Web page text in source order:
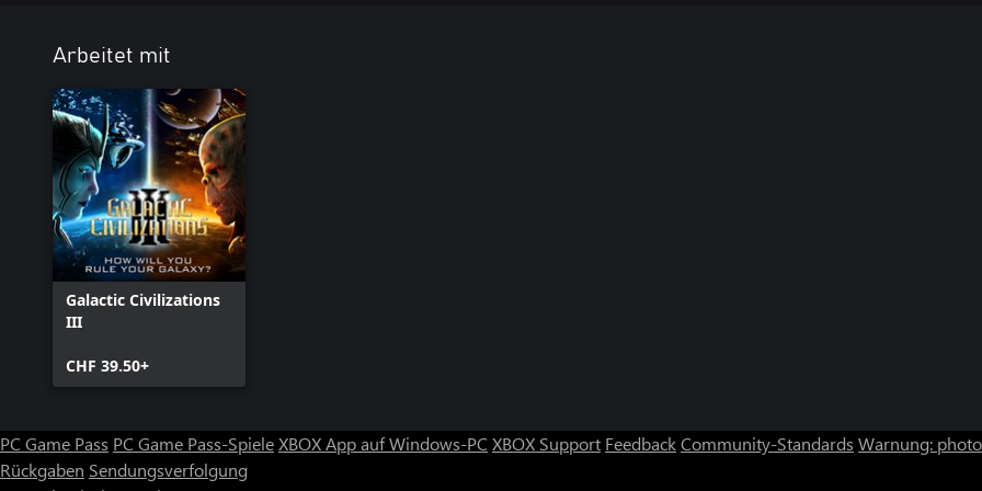
Arbeitet mit
Galactic Civilizations
III
CHF 39.50+
PC Game Pass PC Game Pass-SpieleXBOX App auf Windows-PC XBOX Support FeedbackCommunity-Standards Warnung:
Rückgaben Sendungsverfolgung